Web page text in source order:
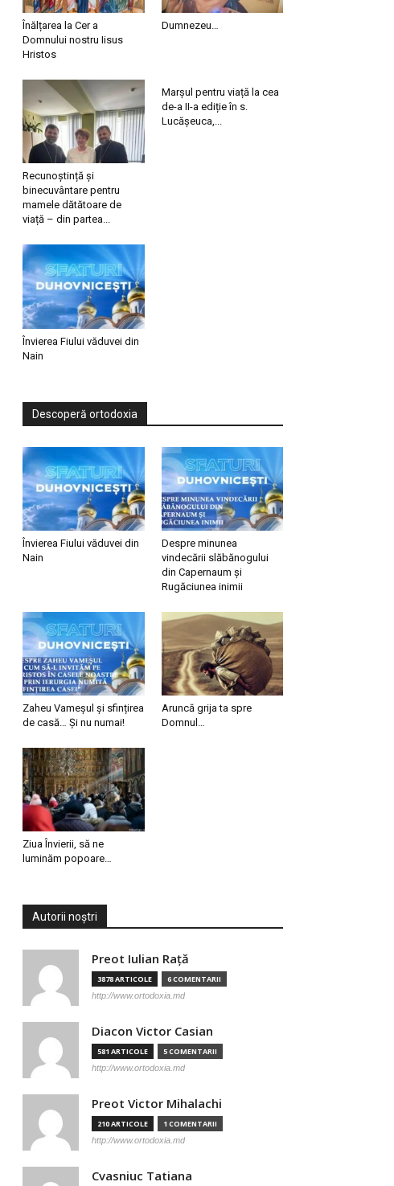
Înălțarea la Cer a
Domnului nostru Iisus
Hristos
Dumnezeu…
Recunoștință și
binecuvântare pentru
mamele dătătoare de
viață – din partea...
Marșul pentru viață la cea
de-a II-a ediție în s.
Lucășeuca,...
Învierea Fiului văduvei din
Nain
Descoperă ortodoxia
Învierea Fiului văduvei din
Nain
Despre minunea
vindecării slăbănogului
din Capernaum și
Rugăciunea inimii
Zaheu Vameșul și sfințirea
de casă… Și nu numai!
Aruncă grija ta spre
Domnul…
Ziua Învierii, să ne
luminăm popoare…
Autorii noștri
Preot Iulian Raţă
3878 ARTICOLE 6 COMENTARII
http://www.ortodoxia.md
Diacon Victor Casian
581 ARTICOLE 5 COMENTARII
http://www.ortodoxia.md
Preot Victor Mihalachi
210 ARTICOLE 1 COMENTARII
http://www.ortodoxia.md
Cvasniuc Tatiana